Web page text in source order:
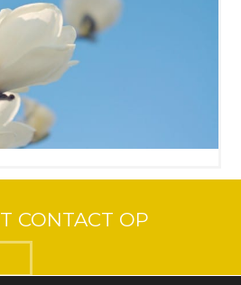
CONTACT OP